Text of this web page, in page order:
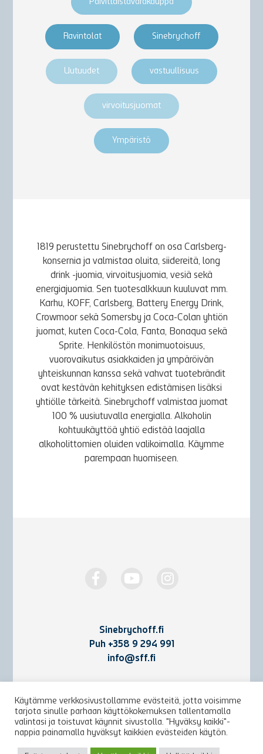
Päivittäistavarakauppa
Ravintolat Sinebrychoff
Uutuudet vastuullisuus
virvoitusjuomat
Ympäristö
1819 perustettu Sinebrychoff on osa Carlsberg-
konsernia ja valmistaa oluita, siidereitä, long
drink -juomia, virvoitusjuomia, vesiä sekä
energiajuomia. Sen tuotesalkkuun kuuluvat mm.
Karhu, KOFF, Carlsberg, Battery Energy Drink,
Crowmoor sekä Somersby ja Coca-Colan yhtiön
juomat, kuten Coca-Cola, Fanta, Bonaqua sekä
Sprite. Henkilöstön monimuotoisuus,
vuorovaikutus asiakkaiden ja ympäröivän
yhteiskunnan kanssa sekä vahvat tuotebrändit
ovat kestävän kehityksen edistämisen lisäksi
yhtiölle tärkeitä. Sinebrychoff valmistaa juomat
100 % uusiutuvalla energialla. Alkoholin
kohtuukäyttöä yhtiö edistää laajalla
alkoholittomien oluiden valikoimalla. Käymme
parempaan huomiseen.
Sinebrychoff.fi
Puh +358 9 294 991
info@sff.fi
Yhteystiedot
Käyttöehdot ja rekisteriseloste
Arkisto
Käytämme verkkosivustollamme evästeitä, jotta voisimme
tarjota sinulle parhaan käyttökokemuksen tallentamalla
valintasi ja toistuvat käynnit sivustolla. "Hyväksy kaikki"-
nappia painamalla hyväksyt kaikkien evästeiden käytön.